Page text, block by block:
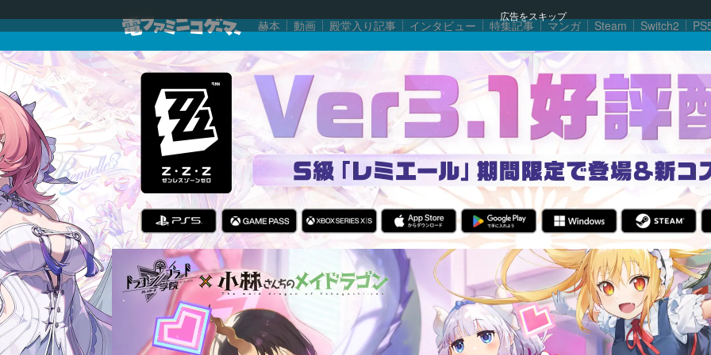
広告をスキップ
赫本 動画 殿堂入り記事 インタビュー 特集記事 マンガ Steam Switch2